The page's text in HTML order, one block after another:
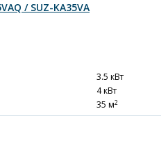
/ SUZ-KA35VA
3.5 кВт
4 кВт
35 м2